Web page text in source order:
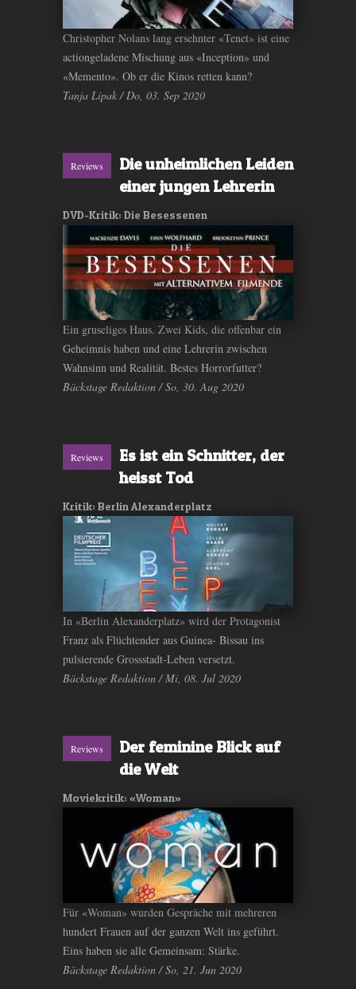
Christopher Nolans lang ersehnter «Tenet» ist eine
actiongeladene Mischung aus «Inception» und
«Memento». Ob er die Kinos retten kann?
Tanja Lipak / Do, 03. Sep 2020
Reviews
Die unheimlichen Leiden
einer jungen Lehrerin
DVD-Kritik: Die Besessenen
Ein gruseliges Haus. Zwei Kids, die offenbar ein
Geheimnis haben und eine Lehrerin zwischen
Wahnsinn und Realität. Bestes Horrorfutter?
Bäckstage Redaktion / So, 30. Aug 2020
Reviews
Es ist ein Schnitter, der
heisst Tod
Kritik: Berlin Alexanderplatz
In «Berlin Alexanderplatz» wird der Protagonist
Franz als Flüchtender aus Guinea- Bissau ins
pulsierende Grossstadt-Leben versetzt.
Bäckstage Redaktion / Mi, 08. Jul 2020
Reviews
Der feminine Blick auf
die Welt
Moviekritik: «Woman»
Für «Woman» wurden Gespräche mit mehreren
hundert Frauen auf der ganzen Welt ins geführt.
Eins haben sie alle Gemeinsam: Stärke.
Bäckstage Redaktion / So, 21. Jun 2020